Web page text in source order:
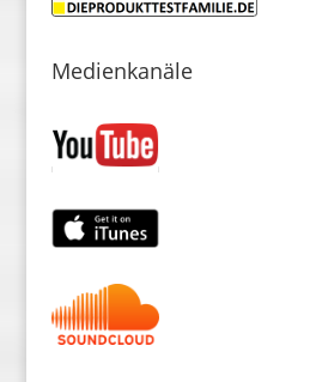
Medienkanäle